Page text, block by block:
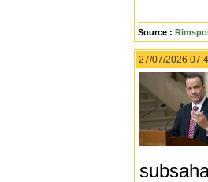
Source :
27/07/2026